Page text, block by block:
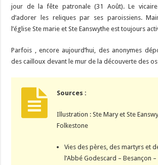
jour de la fête patronale (31 Août). Le vicaire
d’adorer les reliques par ses paroissiens.
l’église Ste marie et Ste Eanswythe est toujours
Parfois , encore aujourd’hui, des anonymes
des cailloux devant le mur de la découverte des
Sources :
Illustration : Ste Mary et Ste
Folkestone
Vies des pères, des martyrs et
l’Abbé Godescard – Besançon –